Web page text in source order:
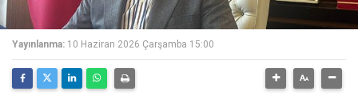
Yayınlanma: 10 Haziran 2026 Çarşamba 15:00